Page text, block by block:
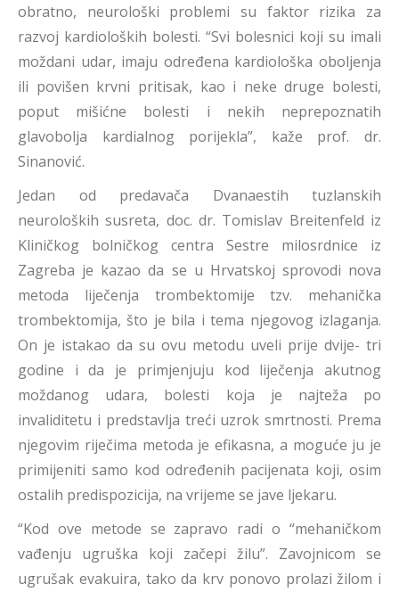
obratno, neurološki problemi su faktor rizika za
razvoj kardioloških bolesti. “Svi bolesnici koji su imali
moždani udar, imaju određena kardiološka oboljenja
ili povišen krvni pritisak, kao i neke druge bolesti,
poput mišićne bolesti i nekih neprepoznatih
glavobolja kardialnog porijekla”, kaže prof. dr.
Sinanović.
Jedan od predavača Dvanaestih tuzlanskih
neuroloških susreta, doc. dr. Tomislav Breitenfeld iz
Kliničkog bolničkog centra Sestre milosrdnice iz
Zagreba je kazao da se u Hrvatskoj sprovodi nova
metoda liječenja trombektomije tzv. mehanička
trombektomija, što je bila i tema njegovog izlaganja.
On je istakao da su ovu metodu uveli prije dvije- tri
godine i da je primjenjuju kod liječenja akutnog
moždanog udara, bolesti koja je najteža po
invaliditetu i predstavlja treći uzrok smrtnosti. Prema
njegovim riječima metoda je efikasna, a moguće ju je
primijeniti samo kod određenih pacijenata koji, osim
ostalih predispozicija, na vrijeme se jave ljekaru.
“Kod ove metode se zapravo radi o “mehaničkom
vađenju ugruška koji začepi žilu”. Zavojnicom se
ugrušak evakuira, tako da krv ponovo prolazi žilom i